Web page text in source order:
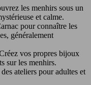
les menhirs sous un
et calme.
pour connaître les
généralement
vos propres bijoux
sur les menhirs.
ateliers pour adultes et